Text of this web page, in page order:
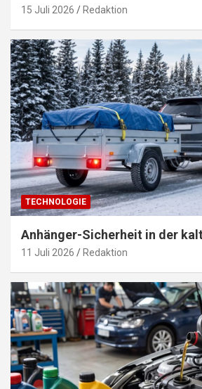
15 Juli 2026 Redaktion
TECHNOLOGIE
Anhänger-Sicherheit in der
11 Juli 2026 Redaktion